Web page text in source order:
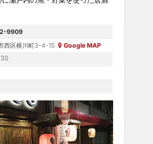
9909
西区横川町3-4-15
Google MAP